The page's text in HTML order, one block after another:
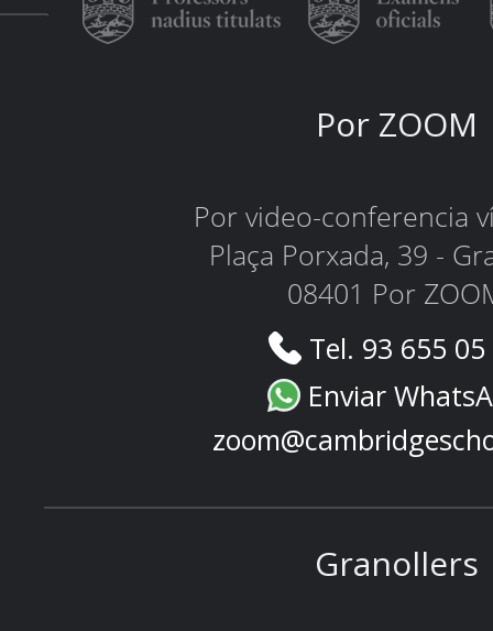
Por ZOOM
Por video-conferencia
Plaça Porxada, 39 -
08401 Por
Tel. 93 655
Enviar
Granollers